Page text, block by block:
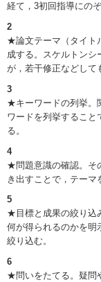
経て，3初回指導にのぞ
2
★論文テーマ（タイト
成する。スケルトン
が，若干修正などして
3
★キーワードの列挙。
ワードを列挙すること
る。
4
★問題意識の確認。そ
き出すことで，テーマ
5
★目標と成果の絞り込
何が得られるのかを
絞り込む。
6
★問いをたてる。疑問